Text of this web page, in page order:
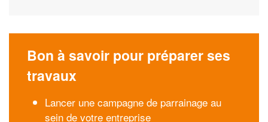
Bon à savoir pour préparer ses
travaux
Lancer une campagne de parrainage au
sein de votre entreprise